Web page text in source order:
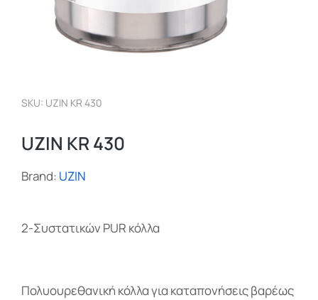
SKU: UZIN KR 430
UZIN KR 430
Brand: UZIN
2-Συστατικών PUR κόλλα
Πολυουρεθανική κόλλα για καταπονήσεις βαρέως